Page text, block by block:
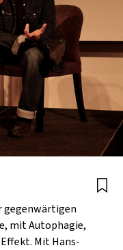
gegenwärtigen
mit Autophagie,
Mit Hans-